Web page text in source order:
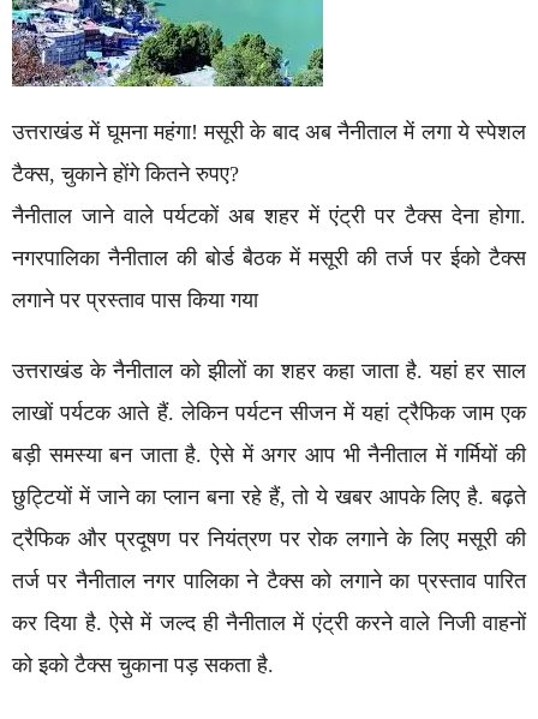
उत्तराखंड में घूमना महंगा! मसूरी के बाद अब नैनीताल में लगा ये स्पेशल
टैक्स, चुकाने होंगे कितने रुपए?
नैनीताल जाने वाले पर्यटकों अब शहर में एंट्री पर टैक्स देना होगा.
नगरपालिका नैनीताल की बोर्ड बैठक में मसूरी की तर्ज पर ईको टैक्स
लगाने पर प्रस्ताव पास किया गया
उत्तराखंड के नैनीताल को झीलों का शहर कहा जाता है. यहां हर साल
लाखों पर्यटक आते हैं. लेकिन पर्यटन सीजन में यहां ट्रैफिक जाम एक
बड़ी समस्या बन जाता है. ऐसे में अगर आप भी नैनीताल में गर्मियों की
छुट्टियों में जाने का प्लान बना रहे हैं, तो ये खबर आपके लिए है. बढ़ते
ट्रैफिक और प्रदूषण पर नियंत्रण पर रोक लगाने के लिए मसूरी की
तर्ज पर नैनीताल नगर पालिका ने टैक्स को लगाने का प्रस्ताव पारित
कर दिया है. ऐसे में जल्द ही नैनीताल में एंट्री करने वाले निजी वाहनों
को इको टैक्स चुकाना पड़ सकता है.